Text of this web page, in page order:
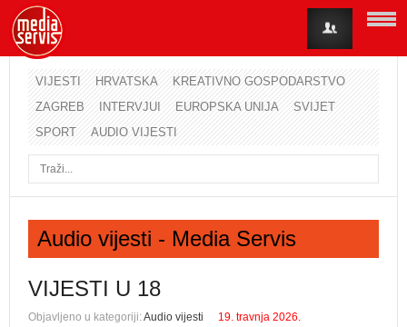
VIJESTI HRVATSKA
KREATIVNO GOSPODARSTVO
ZAGREB
INTERVJUI EUROPSKA UNIJA
SVIJET
SPORT
AUDIO VIJESTI
Audio vijesti - Media Servis
VIJESTI U 18
Objavljeno u kategoriji:Audio vijesti 19. travnja 2026.
Korisničko ime
Lozinka
Zaboravili ste lozinku?